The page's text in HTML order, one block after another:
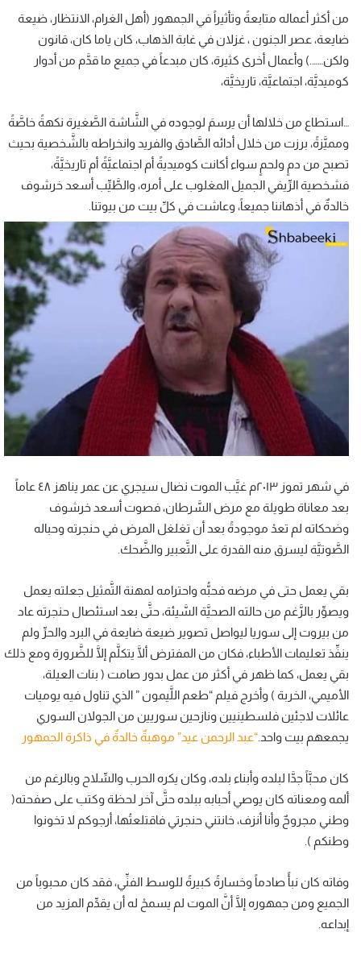
من أكثر أعماله متابعةً وتأثيراً في الجمهور (أهل الغرام، الانتظار، ضيعة
ضايعة، عصر الجنون ، غزلان في غابة الذهاب، كان ياما كان، قانون
ولكن…….) وأعمال أخرى كثيرة، كان مبدعاً في جميع ما قدَّم من أدوار
كوميديَّة، اجتماعيَّة، تاريخيَّة،
…استطاع من خلالها أن يرسمَ لوجوده في الشَّاشة الصَّغيرة نكهةً خاصَّةً
ومميَّزةً، برزت من خلال أدائه الصَّادق والفريد وانخراطه بالشَّخصية بحيث
تصبح من دمٍ ولحمٍ سواء أكانت كوميديةً أم اجتماعيَّةً أم تاريخيَّةً،
فشخصية الرِّيفي الجميل المغلوب على أمره، والطَّيِّب أسعد خرشوف
خالدةٌ في أذهاننا جميعاً، وعاشت في كلِّ بيت من بيوتنا.
في شهر تموز ٢٠١٣م غيَّب الموت نضال سيجري عن عمر يناهز ٤٨ عاماً
بعد معاناة طويلة مع مرض السَّرطان، فصوت أسعد خرشوف
وضحكاته لم تعدْ موجودةً بعد أن تغلغل المرض في حنجرته وحباله
الصَّوتيَّة ليسرق منه القدرة على التَّعبير والضَّحك.
بقي يعمل حتى في مرضه فحبُّه واحترامه لمهنة التَّمثيل جعلته يعمل
ويصوِّر بالرَّغم من حالته الصحيَّة السَّيئة، حتَّى بعد استئصال حنجرته عاد
من بيروت إلى سوريا ليواصل تصوير ضيعة ضايعة في البرد والحرِّ ولم
ينفِّذ تعليمات الأطباء، فكان من المفترض ألَّا يتكلَّم إلَّا للضَّرورة ومع ذلك
بقي يعمل، كما ظهر في أكثر من عمل بدور صامت ( بنات العيلة،
الأميمي، الخربة ) وأخرج فيلم “طعم اللَّيمون ” الذي تناول فيه يوميات
عائلات لاجئين فلسطينيين ونازحين سوريين من الجولان السوري
يجمعهم بيت واحد. “عبد الرحمن عيد” موهبةٌ خالدةٌ في ذاكرة الجمهور
كان محبَّاً جدَّا لبلده وأبناء بلده، وكان يكره الحرب والسِّلاح وبالرغم من
ألمه ومعناته كان يوصي أحبابه ببلده حتَّى آخر لحظة وكتب على صفحته(
وطني مجروحٌ وأنا أنزف، خانتني حنجرتي فاقتلعتُها، أرجوكم لا تخونوا
وطنكم ).
وفاته كان نبأً صادماً وخسارةً كبيرةً للوسط الفنِّي، فقد كان محبوباً من
الجميع ومن جمهوره إلَّا أنَّ الموت لم يسمحْ له أن يقدِّم المزيد من
إبداعه.